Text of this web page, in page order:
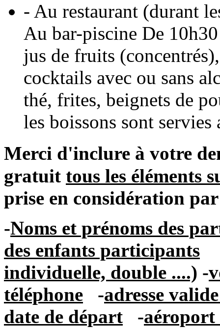
- Au restaurant (durant
Au bar-piscine De
jus de fruits
cocktails avec ou sans
thé, frites, beignets de
les boissons sont servies
Merci d'inclure à votre
gratuit tous les éléments
prise en considération
-Noms et prénoms des
des enfants participants
individuelle, double ....) -
téléphone -adresse
date de départ -aéroport